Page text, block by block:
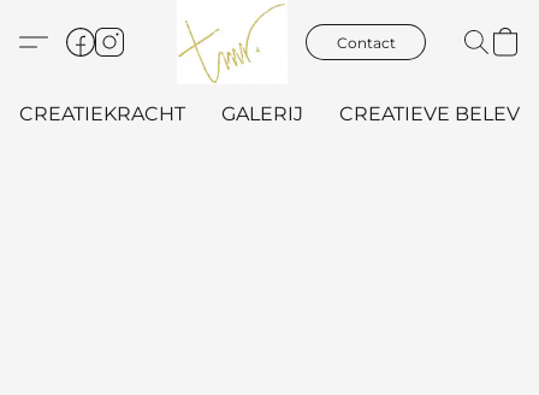
Contact
CREATIEKRACHT GALERIJ CREATIEVE